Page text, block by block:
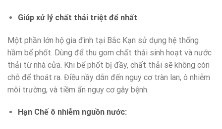
Giúp xử lý chất thải triệt để nhất
Một phần lớn hộ gia đình tại Bắc Kạn sử dụng hệ thống
hầm bể phốt. Dùng để thu gom chất thải sinh hoạt và nước
thải từ nhà cửa. Khi bể phốt bị đầy, chất thải sẽ không còn
chỗ để thoát ra. Điều nầy dẫn đến nguy cơ tràn lan, ô nhiễm
môi trường, và tiềm ẩn nguy cơ gây bệnh.
Hạn Chế ô nhiễm nguồn nước: